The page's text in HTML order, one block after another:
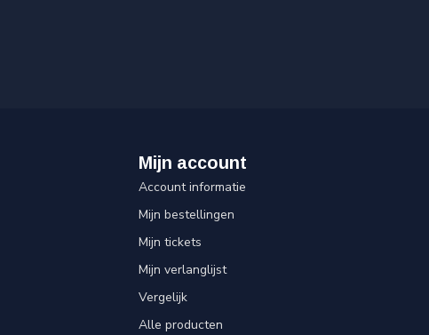
Mijn account
Account informatie
Mijn bestellingen
Mijn tickets
Mijn verlanglijst
Vergelijk
Alle producten